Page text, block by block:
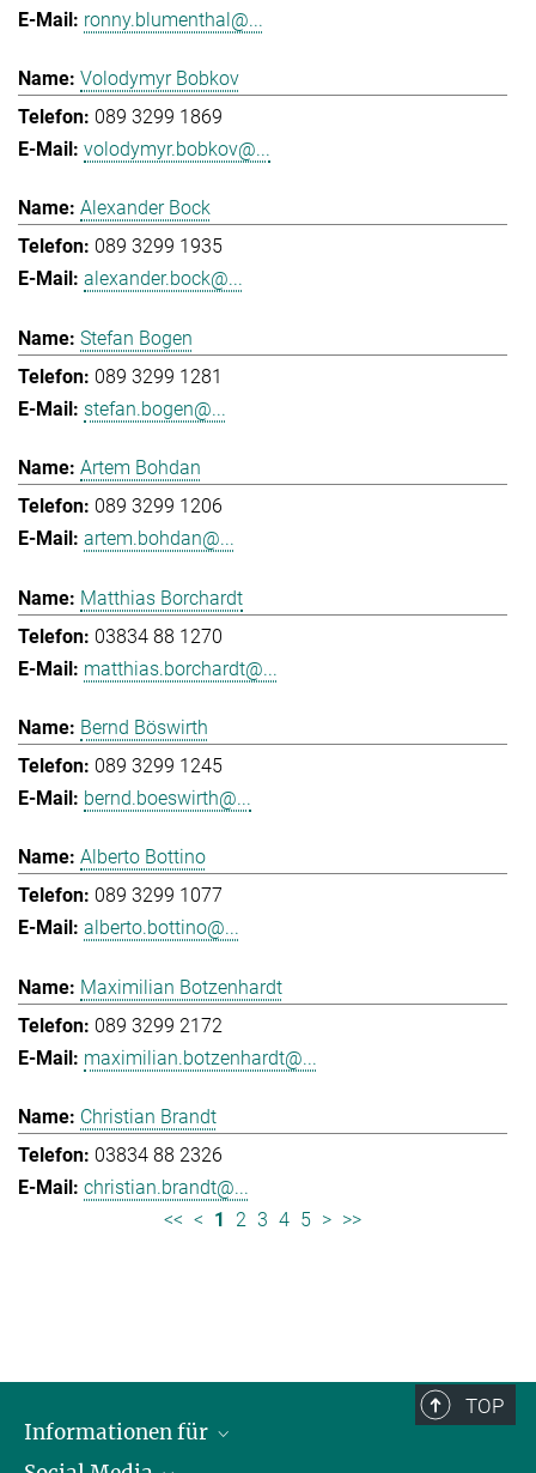
ronny.blumenthal@...
Volodymyr Bobkov
089 3299 1869
volodymyr.bobkov@...
Alexander Bock
089 3299 1935
alexander.bock@...
Stefan Bogen
089 3299 1281
stefan.bogen@...
Artem Bohdan
089 3299 1206
artem.bohdan@...
Matthias Borchardt
03834 88 1270
matthias.borchardt@...
Bernd Böswirth
089 3299 1245
bernd.boeswirth@...
Alberto Bottino
089 3299 1077
alberto.bottino@...
Maximilian Botzenhardt
089 3299 2172
maximilian.botzenhardt@...
Christian Brandt
03834 88 2326
christian.brandt@...
<< < 1 2 3 4 5 > >>
TOP
Informationen für